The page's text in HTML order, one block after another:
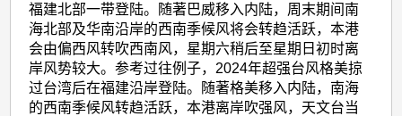
福建北部一带登陆。随著巴威移入内陆，周末期间南
海北部及华南沿岸的西南季候风将会转趋活跃，本港
会由偏西风转吹西南风，星期六稍后至星期日初时离
岸风势较大。参考过往例子，2024年超强台风格美掠
过台湾后在福建沿岸登陆。随著格美移入内陆，南海
的西南季候风转趋活跃，本港离岸吹强风，天文台当